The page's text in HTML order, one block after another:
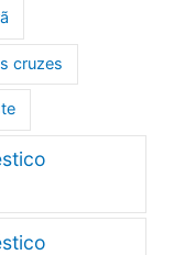
cruzes